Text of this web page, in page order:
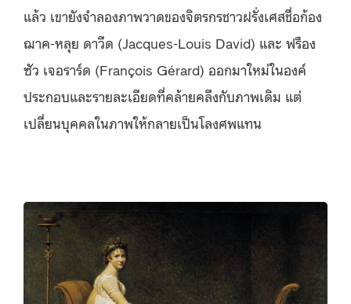
แล้ว เขายังจำลองภาพวาดของจิตรกรชาวฝรั่งเศสชื่อก้อง
ฌาค-หลุย ดาวีด (Jacques-Louis David) และ ฟร็อง
ซัว เจอราร์ด (François Gérard) ออกมาใหม่ในองค์
ประกอบและรายละเอียดที่คล้ายคลึงกับภาพเดิม แต่
เปลี่ยนบุคคลในภาพให้กลายเป็นโลงศพแทน